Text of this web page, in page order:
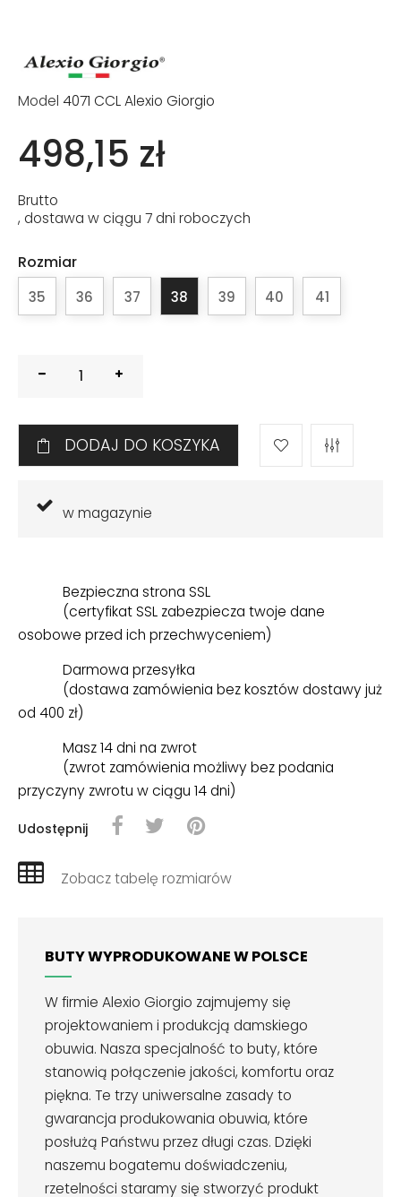
Model 4071 CCL Alexio Giorgio
498,15 zł
Brutto
, dostawa w ciągu 7 dni roboczych
Rozmiar
35 36 37 38 39 40 41
DODAJ DO KOSZYKA
w magazynie
Bezpieczna strona SSL
(certyfikat SSL zabezpiecza twoje dane
osobowe przed ich przechwyceniem)
Darmowa przesyłka
(dostawa zamówienia bez kosztów dostawy już
od 400 zł)
Masz 14 dni na zwrot
(zwrot zamówienia możliwy bez podania
przyczyny zwrotu w ciągu 14 dni)
Udostępnij
Zobacz tabelę rozmiarów
BUTY WYPRODUKOWANE W POLSCE
W firmie Alexio Giorgio zajmujemy się
projektowaniem i produkcją damskiego
obuwia. Nasza specjalność to buty, które
stanowią połączenie jakości, komfortu oraz
piękna. Te trzy uniwersalne zasady to
gwarancja produkowania obuwia, które
posłużą Państwu przez długi czas. Dzięki
naszemu bogatemu doświadczeniu,
rzetelności staramy się stworzyć produkt